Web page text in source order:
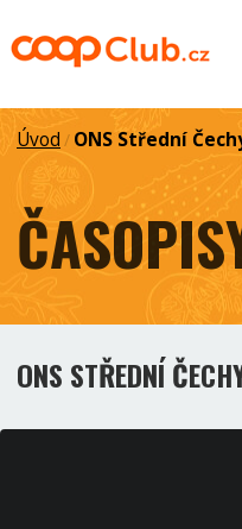
Úvod / ONS Střední
ONS STŘEDNÍ